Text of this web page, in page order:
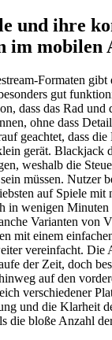
und ihre
im mobilen
Formaten gibt
gut
dass das Rad und
ohne dass
geachtet, dass die
gerät. Blackjack
weshalb die
müssen. Nutzer
auf Spiele
in wenigen Minuten
Varianten von
mit einem
vereinfacht. Die
der Zeit, doch
auf den
verschiedener
und die Klarheit
die bloße Anzahl